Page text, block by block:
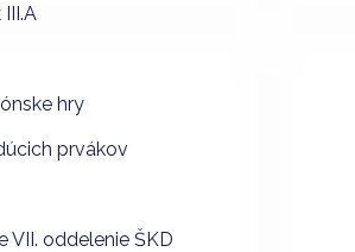
hry
prvákov
VII. oddelenie ŠKD